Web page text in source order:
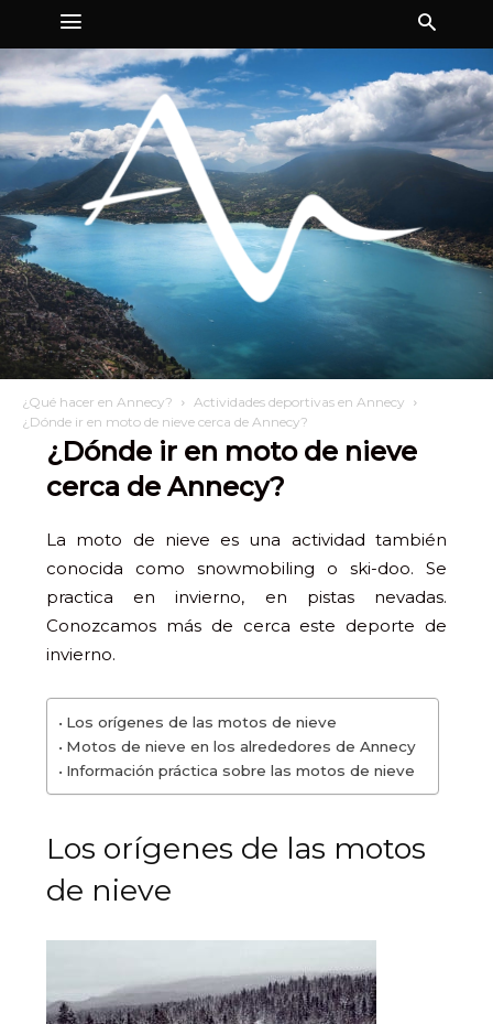
¿Qué hacer en Annecy?
Actividades deportivas en Annecy
¿Dónde ir en moto de nieve cerca de Annecy?
¿Dónde ir en moto de nieve
cerca de Annecy?
La moto de nieve es una actividad también
conocida como snowmobiling o ski-doo. Se
practica en invierno, en pistas nevadas.
Conozcamos más de cerca este deporte de
invierno.
Los orígenes de las motos de nieve
Motos de nieve en los alrededores de Annecy
Información práctica sobre las motos de nieve
Los orígenes de las motos
de nieve